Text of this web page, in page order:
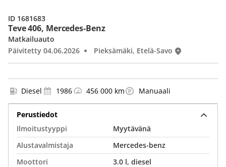
Teve 406, Mercedes-Benz
Matkailuauto
Päivitetty 04.06.2026
Pieksämäki, Etelä-Savo
ID 1681683
Diesel 1986 456 000 km Manuaali
Perustiedot
Ilmoitustyyppi
Myytävänä
Alustavalmistaja
Mercedes-benz
Moottori
3.0 l, diesel